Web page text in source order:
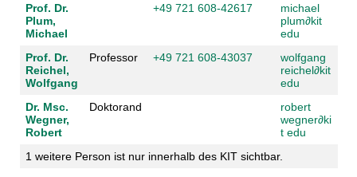
Prof. Dr.
Plum,
Michael
+49 721 608-42617
michael
plum∂kit
edu
Prof. Dr.
Reichel,
Wolfgang
Professor +49 721 608-43037
wolfgang
reichel∂kit
edu
Dr. Msc.
Wegner,
Robert
Doktorand
robert
wegner∂ki
t edu
1 weitere Person ist nur innerhalb des KIT sichtbar.